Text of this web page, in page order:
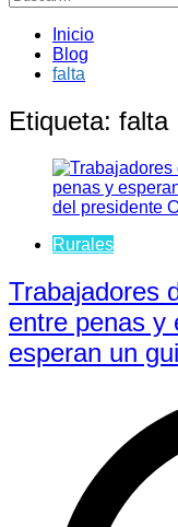
Inicio
Blog
falta
Etiqueta: falta
Rurales
Trabajadores
entre penas y
esperan un